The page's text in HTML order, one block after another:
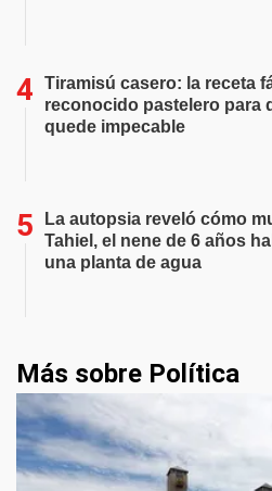
Tiramisú casero: la receta
reconocido pastelero para
quede impecable
La autopsia reveló cómo
Tahiel, el nene de 6 años
una planta de agua
Más sobre Política